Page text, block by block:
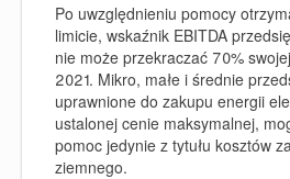
Po uwzględnieniu pomocy
limicie, wskaźnik EBITDA
nie może przekraczać 70%
2021. Mikro, małe i średnie
uprawnione do zakupu energii
ustalonej cenie maksymalnej,
pomoc jedynie z tytułu kosztów
ziemnego.